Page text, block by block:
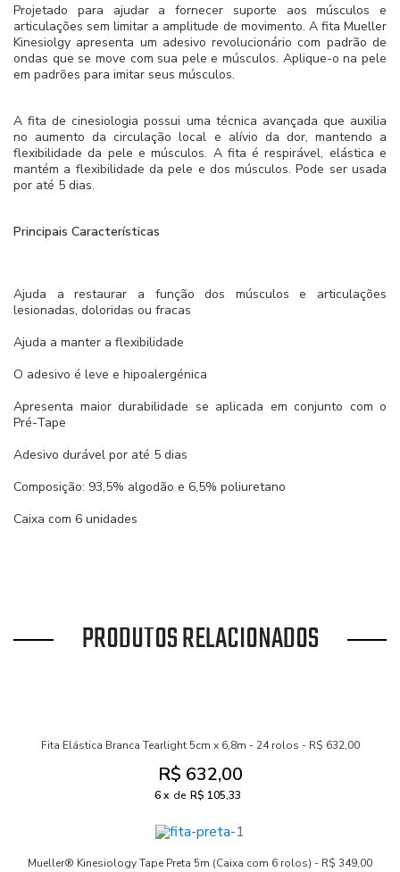
Projetado para ajudar a fornecer suporte aos músculos e
articulações sem limitar a amplitude de movimento. A fita Mueller
Kinesiolgy apresenta um adesivo revolucionário com padrão de
ondas que se move com sua pele e músculos. Aplique-o na pele
em padrões para imitar seus músculos.
A fita de cinesiologia possui uma técnica avançada que auxilia
no aumento da circulação local e alívio da dor, mantendo a
flexibilidade da pele e músculos. A fita é respirável, elástica e
mantém a flexibilidade da pele e dos músculos. Pode ser usada
por até 5 dias.
Principais Características
Ajuda a restaurar a função dos músculos e articulações
lesionadas, doloridas ou fracas
Ajuda a manter a flexibilidade
O adesivo é leve e hipoalergénica
Apresenta maior durabilidade se aplicada em conjunto com o
Pré-Tape
Adesivo durável por até 5 dias
Composição: 93,5% algodão e 6,5% poliuretano
Caixa com 6 unidades
PRODUTOS RELACIONADOS
Fita Elástica Branca Tearlight 5cm x 6,8m - 24 rolos - R$ 632,00
R$ 632,00
6 de R$ 105,33
Mueller® Kinesiology Tape Preta 5m (Caixa com 6 rolos) - R$ 349,00